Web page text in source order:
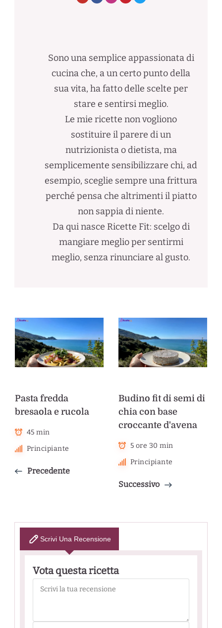
Sono una semplice appassionata di
cucina che, a un certo punto della
sua vita, ha fatto delle scelte per
stare e sentirsi meglio.
Le mie ricette non vogliono
sostituire il parere di un
nutrizionista o dietista, ma
semplicemente sensibilizzare chi, ad
esempio, sceglie sempre una frittura
perché pensa che altrimenti il piatto
non sappia di niente.
Da qui nasce Ricette Fit: scelgo di
mangiare meglio per sentirmi
meglio, senza rinunciare al gusto.
Pasta fredda
bresaola e rucola
45 min
Principiante
Precedente
Budino fit di semi di
chia con base
croccante d'avena
5 ore 30 min
Principiante
Successivo
Scrivi Una Recensione
Vota questa ricetta